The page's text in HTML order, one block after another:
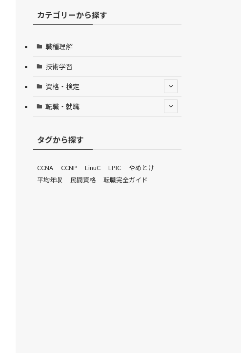
カテゴリーから探す
職種理解
技術学習
資格・検定
転職・就職
タグから探す
CCNA CCNP LinuC LPIC
やめとけ
平均年収
民間資格 転職完全ガイド